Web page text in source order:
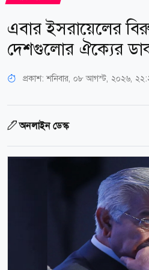
এবার ইসরায়েলের
দেশগুলোর ঐক্যের ডাক
প্রকাশ:শনিবার, ০৮ আগস্ট, ২০২৬,
অনলাইন ডেস্ক